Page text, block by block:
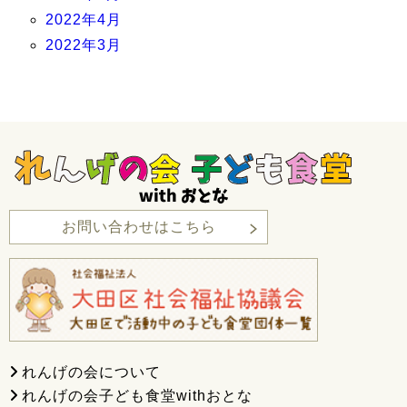
2022年4月
2022年3月
お問い合わせはこちら
れんげの会について
れんげの会子ども食堂withおとな